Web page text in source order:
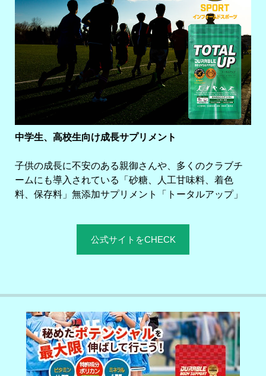
中学生、高校生向け成長サプリメント
子供の成長に不安のある親御さんや、多くのクラブチ
ームにも導入されている「砂糖、人工甘味料、着色
料、保存料」無添加サプリメント「トータルアップ」
公式サイトをCHECK